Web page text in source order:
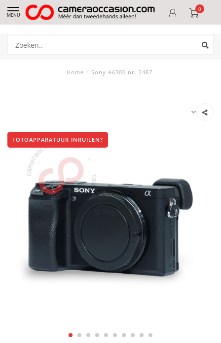
MENU
0
Home / Sony A6300 nr. 2487
FOTOAPPARATUUR INRUILEN?